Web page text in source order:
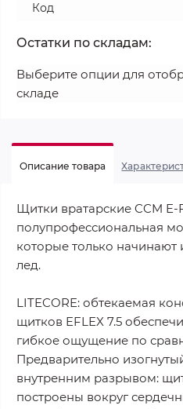
Код
Остатки по складам:
Выберите опции для
складе
Описание товара
Щитки вратарские CCM E-
полупрофессиональная
которые только
лед.
LITECORE: обтекаемая
щитков EFLEX 7.5
гибкое ощущение по
Предварительно
внутренним разрывом:
построены вокруг